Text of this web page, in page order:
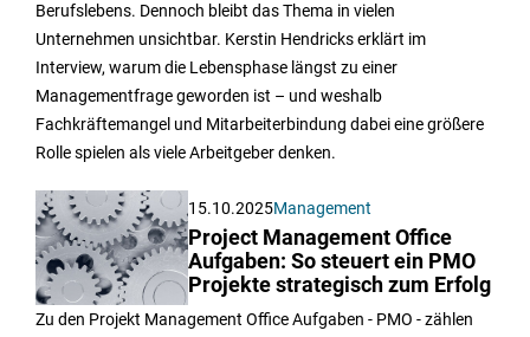
Berufslebens. Dennoch bleibt das Thema in vielen
Unternehmen unsichtbar. Kerstin Hendricks erklärt im
Interview, warum die Lebensphase längst zu einer
Managementfrage geworden ist – und weshalb
Fachkräftemangel und Mitarbeiterbindung dabei eine größere
Rolle spielen als viele Arbeitgeber denken.
15.10.2025Management
Project Management Office
Aufgaben: So steuert ein PMO
Projekte strategisch zum Erfolg
Zu den Projekt Management Office Aufgaben - PMO - zählen